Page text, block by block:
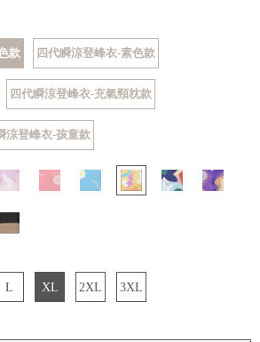
款 四代瞬涼登峰衣-素色款
四代瞬涼登峰衣-充氣頸枕款
涼登峰衣-孩童款
L XL 2XL 3XL